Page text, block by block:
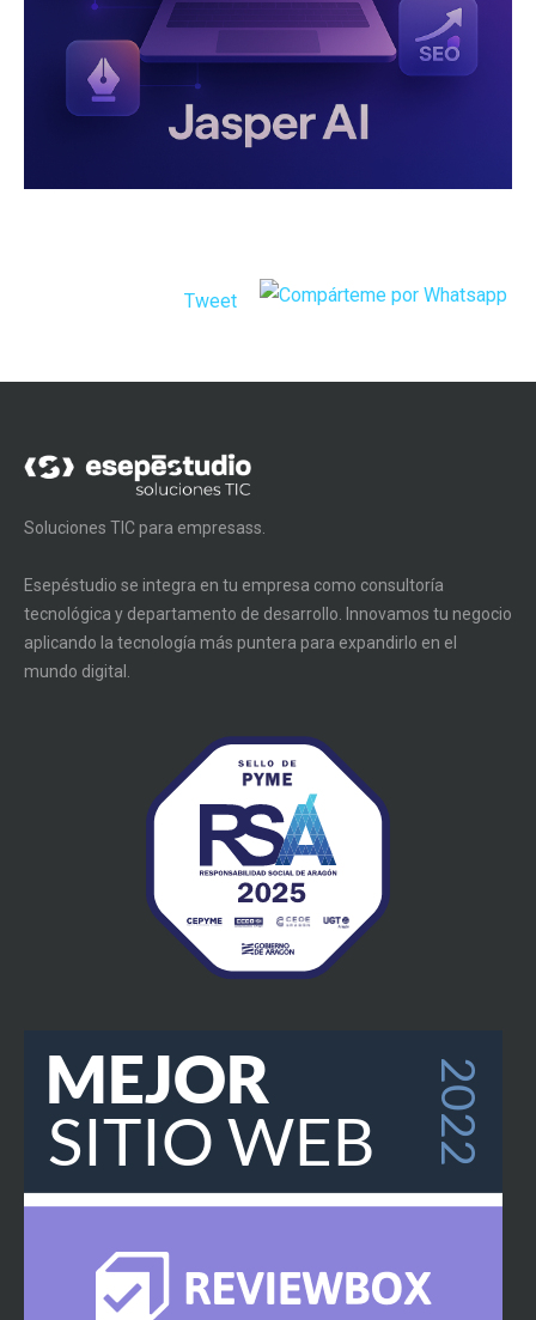
Tweet
Soluciones TIC para empresass.
Esepéstudio se integra en tu empresa como consultoría
tecnológica y departamento de desarrollo. Innovamos tu negocio
aplicando la tecnología más puntera para expandirlo en el
mundo digital.